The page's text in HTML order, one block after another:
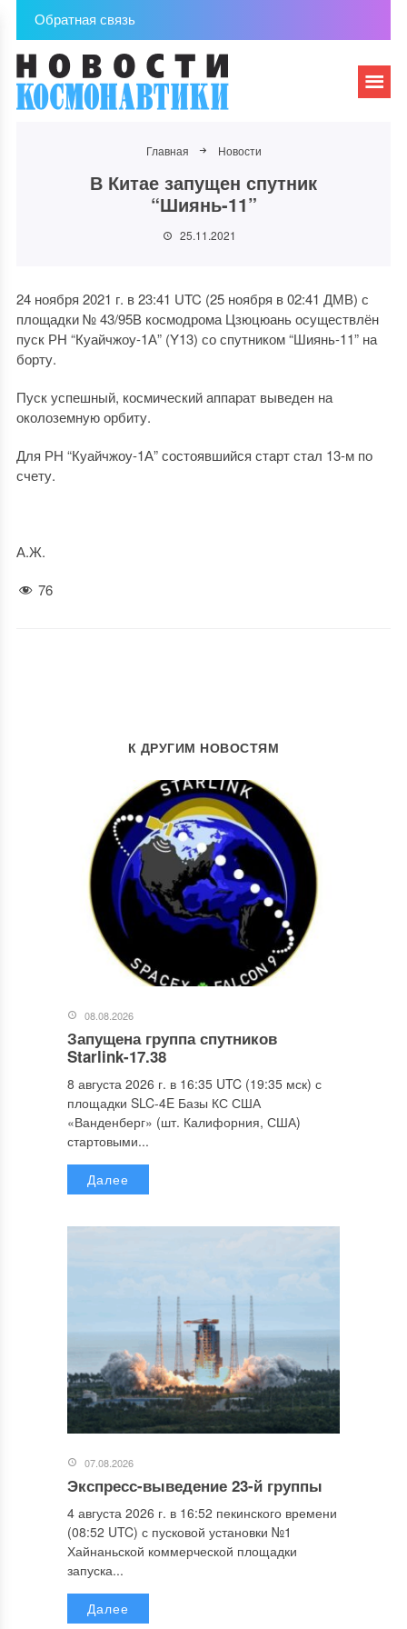
Обратная связь
Главная Новости
В Китае запущен спутник
“Шиянь-11”
25.11.2021
24 ноября 2021 г. в 23:41 UTC (25 ноября в 02:41 ДМВ) с
площадки № 43/95В космодрома Цзюцюань осуществлён
пуск РН “Куайчжоу-1А” (Y13) со спутником “Шиянь-11” на
борту.
Пуск успешный, космический аппарат выведен на
околоземную орбиту.
Для РН “Куайчжоу-1А” состоявшийся старт стал 13-м по
счету.
А.Ж.
76
К ДРУГИМ НОВОСТЯМ
08.08.2026
Запущена группа спутников
Starlink-17.38
8 августа 2026 г. в 16:35 UTC (19:35 мск) с
площадки SLC-4E Базы КС США
«Ванденберг» (шт. Калифорния, США)
стартовыми...
Далее
07.08.2026
Экспресс-выведение 23-й группы
4 августа 2026 г. в 16:52 пекинского времени
(08:52 UTC) с пусковой установки №1
Хайнаньской коммерческой площадки
запуска...
Далее